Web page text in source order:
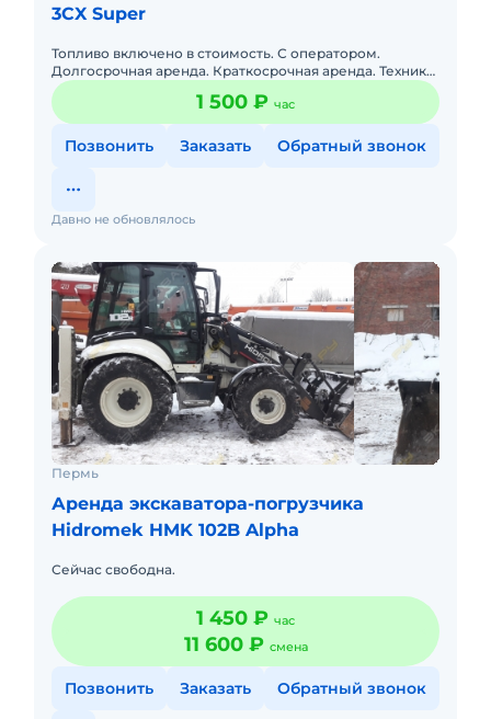
3CX Super
Топливо включено в стоимость. С оператором.
Долгосрочная аренда. Краткосрочная аренда. Техника
с малой наработкой. Предлагаем экскаваторы
погрузчики JCB 3CX SU1 500 ₽ час
Позвонить Заказать Обратный звонок
Давно не обновлялось
Пермь
Аренда экскаватора-погрузчика
Hidromek HMK 102B Alpha
Сейчас свободна.
1 450 ₽ час
11 600 ₽ смена
Позвонить Заказать Обратный звонок